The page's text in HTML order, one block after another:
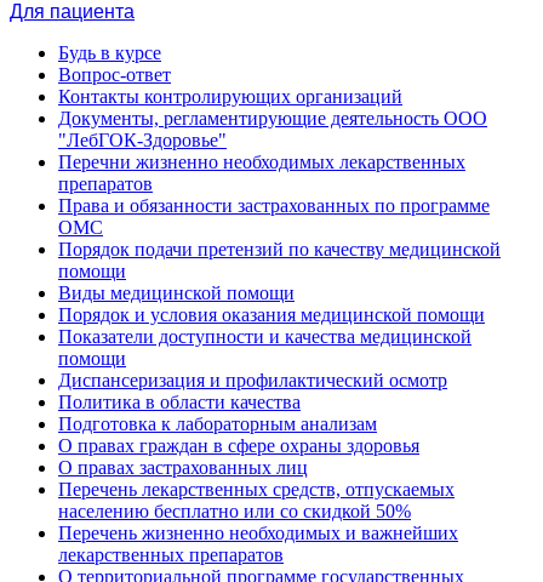
Для пациента
Будь в курсе
Вопрос-ответ
Контакты контролирующих организаций
Документы, регламентирующие деятельность ООО
"ЛебГОК-Здоровье"
Перечни жизненно необходимых лекарственных
препаратов
Права и обязанности застрахованных по программе
ОМС
Порядок подачи претензий по качеству медицинской
помощи
Виды медицинской помощи
Порядок и условия оказания медицинской помощи
Показатели доступности и качества медицинской
помощи
Диспансеризация и профилактический осмотр
Политика в области качества
Подготовка к лабораторным анализам
О правах граждан в сфере охраны здоровья
О правах застрахованных лиц
Перечень лекарственных средств, отпускаемых
населению бесплатно или со скидкой 50%
Перечень жизненно необходимых и важнейших
лекарственных препаратов
О территориальной программе государственных